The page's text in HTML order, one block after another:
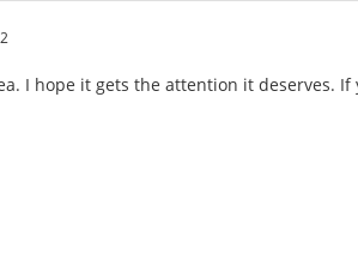
I hope it gets the attention it deserves.